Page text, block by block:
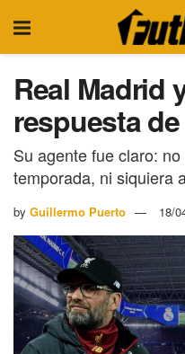
Real Madrid
respuesta
Su agente fue claro:
temporada, ni siquiera
by Guillermo Puerto 18/